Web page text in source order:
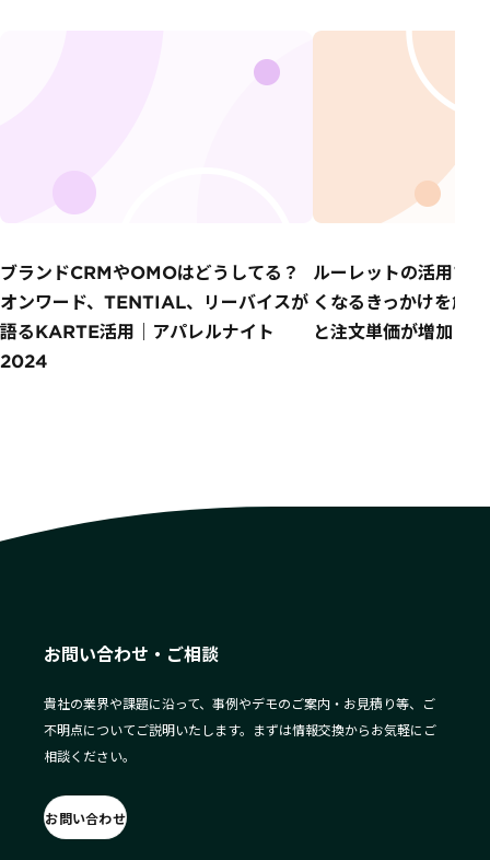
ブランドCRMやOMOはどうしてる？
オンワード、TENTIAL、リーバイスが
語るKARTE活用｜アパレルナイト
2024
ルーレットの活用で
くなるきっかけを創
と注文単価が増加
お問い合わせ・ご相談
貴社の業界や課題に沿って、事例やデモのご案内・お見積り等、ご
不明点についてご説明いたします。まずは情報交換からお気軽にご
相談ください。
お問い合わせ